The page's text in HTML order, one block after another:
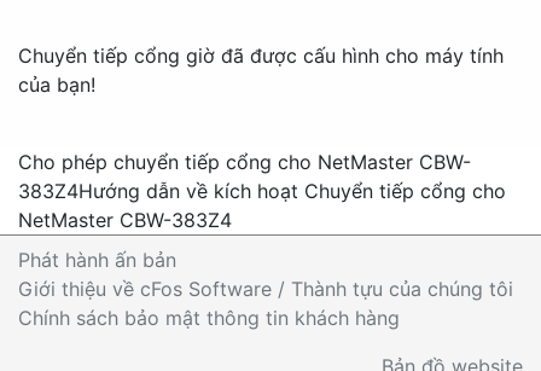
Chuyển tiếp cổng giờ đã được cấu hình cho máy tính
của bạn!
Cho phép chuyển tiếp cổng cho NetMaster CBW-
383Z4Hướng dẫn về kích hoạt Chuyển tiếp cổng cho
NetMaster CBW-383Z4
Phát hành ấn bản
Giới thiệu về cFos Software / Thành tựu của chúng tôi
Chính sách bảo mật thông tin khách hàng
Bản đồ website